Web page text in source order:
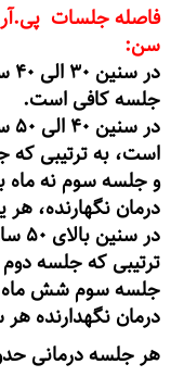
فاصله جلسات
سن:
جلسه کافی است.
است، به ترتیبی
و جلسه سوم نه ماه
درمان نگهارنده،
در
ترتیبی که جلسه
جلسه سوم شش ماه
درمان نگهدارنده
هر جلسه درمانی